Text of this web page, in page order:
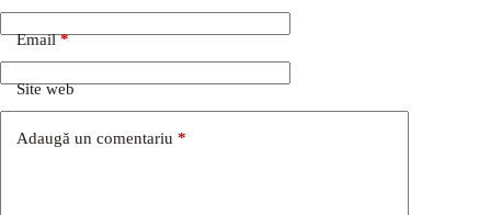
Email*
Site web
Adaugă un comentariu *